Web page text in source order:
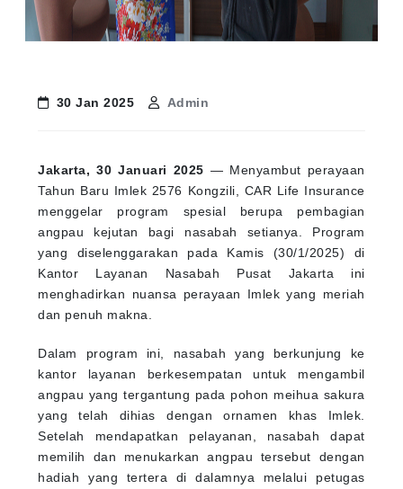
30 Jan 2025 Admin
Jakarta, 30 Januari 2025 — Menyambut perayaan
Tahun Baru Imlek 2576 Kongzili, CAR Life Insurance
menggelar program spesial berupa pembagian
angpau kejutan bagi nasabah setianya. Program
yang diselenggarakan pada Kamis (30/1/2025) di
Kantor Layanan Nasabah Pusat Jakarta ini
menghadirkan nuansa perayaan Imlek yang meriah
dan penuh makna.
Dalam program ini, nasabah yang berkunjung ke
kantor layanan berkesempatan untuk mengambil
angpau yang tergantung pada pohon meihua sakura
yang telah dihias dengan ornamen khas Imlek.
Setelah mendapatkan pelayanan, nasabah dapat
memilih dan menukarkan angpau tersebut dengan
hadiah yang tertera di dalamnya melalui petugas